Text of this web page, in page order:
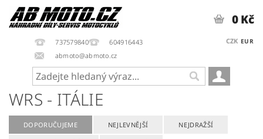
737579840
604916443
abmoto@abmoto.cz
CZK EUR
0 Kč
WRS - ITÁLIE
DOPORUČUJEME NEJLEVNĚJŠÍ NEJDRAŽŠÍ